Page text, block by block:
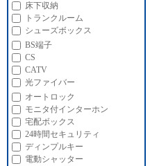
床下収納
トランクルーム
シューズボックス
BS端子
CS
CATV
光ファイバー
オートロック
モニタ付インターホン
宅配ボックス
24時間セキュリティ
ディンプルキー
電動シャッター